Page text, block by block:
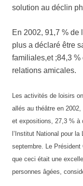
solution au déclin
En 2002, 91,7 % de
plus a déclaré être
familiales,et ;84,3 %
relations amicales.
Les activités de loisirs
allés au théâtre en
et expositions, 27,3 % à
l’Institut National pour la
septembre. Le
que ceci était une
personnes âgées,